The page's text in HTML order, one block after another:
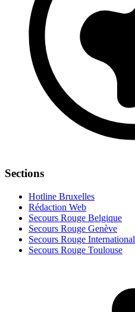
Sections
Hotline Bruxelles
Rédaction Web
Secours Rouge Belgique
Secours Rouge Genève
Secours Rouge International
Secours Rouge Toulouse